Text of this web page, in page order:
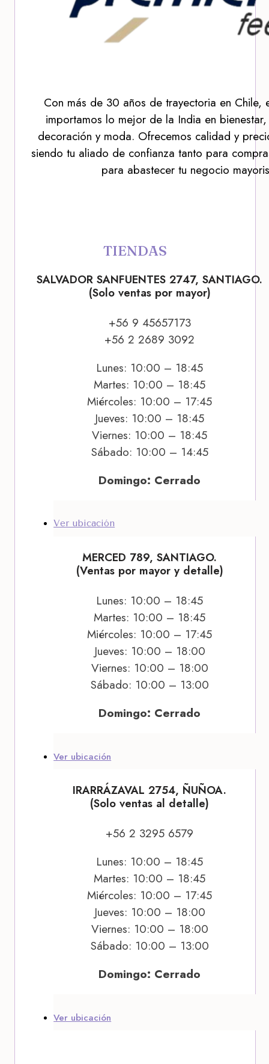
Con más de 30 años de trayectoria en Chile,
importamos lo mejor de la India en
decoración y moda. Ofrecemos calidad y
siendo tu aliado de confianza tanto para
para abastecer tu negocio
TIENDAS
SALVADOR SANFUENTES 2747, SANTIAGO.
(Solo ventas por mayor)
+56 9 45657173
+56 2 2689 3092
Lunes: 10:00 – 18:45
Martes: 10:00 – 18:45
Miércoles: 10:00 – 17:45
Jueves: 10:00 – 18:45
Viernes: 10:00 – 18:45
Sábado: 10:00 – 14:45
Domingo: Cerrado
Ver ubicación
MERCED 789, SANTIAGO.
(Ventas por mayor y detalle)
Lunes: 10:00 – 18:45
Martes: 10:00 – 18:45
Miércoles: 10:00 – 17:45
Jueves: 10:00 – 18:00
Viernes: 10:00 – 18:00
Sábado: 10:00 – 13:00
Domingo: Cerrado
Ver ubicación
IRARRÁZAVAL 2754, ÑUÑOA.
(Solo ventas al detalle)
+56 2 3295 6579
Lunes: 10:00 – 18:45
Martes: 10:00 – 18:45
Miércoles: 10:00 – 17:45
Jueves: 10:00 – 18:00
Viernes: 10:00 – 18:00
Sábado: 10:00 – 13:00
Domingo: Cerrado
Ver ubicación